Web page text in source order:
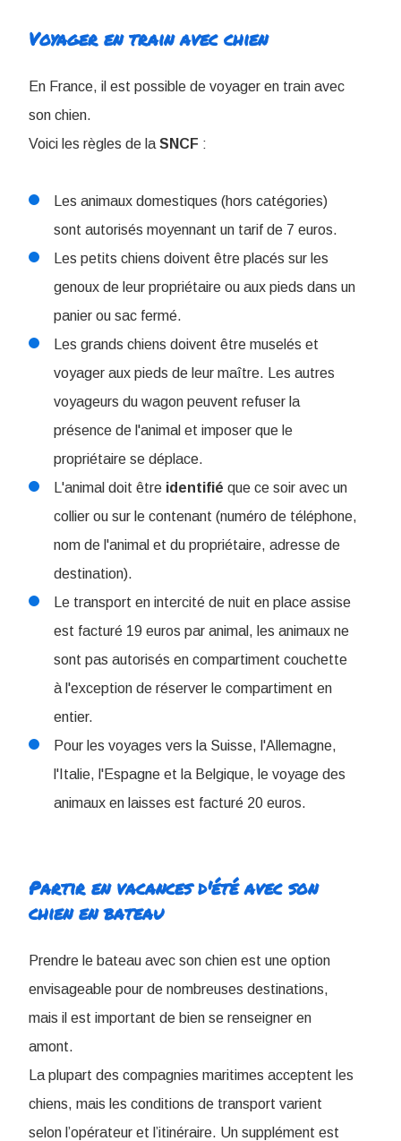
Voyager en train avec chien
En France, il est possible de voyager en train avec
son chien.
Voici les règles de la SNCF :
Les animaux domestiques (hors catégories)
sont autorisés moyennant un tarif de 7 euros.
Les petits chiens doivent être placés sur les
genoux de leur propriétaire ou aux pieds dans un
panier ou sac fermé.
Les grands chiens doivent être muselés et
voyager aux pieds de leur maître. Les autres
voyageurs du wagon peuvent refuser la
présence de l'animal et imposer que le
propriétaire se déplace.
L'animal doit être identifié que ce soir avec un
collier ou sur le contenant (numéro de téléphone,
nom de l'animal et du propriétaire, adresse de
destination).
Le transport en intercité de nuit en place assise
est facturé 19 euros par animal, les animaux ne
sont pas autorisés en compartiment couchette
à l'exception de réserver le compartiment en
entier.
Pour les voyages vers la Suisse, l'Allemagne,
l'Italie, l'Espagne et la Belgique, le voyage des
animaux en laisses est facturé 20 euros.
Partir en vacances d'été avec son
chien en bateau
Prendre le bateau avec son chien est une option
envisageable pour de nombreuses destinations,
mais il est important de bien se renseigner en
amont.
La plupart des compagnies maritimes acceptent les
chiens, mais les conditions de transport varient
selon l’opérateur et l’itinéraire. Un supplément est